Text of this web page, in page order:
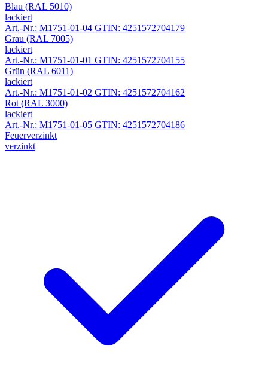
Blau (RAL 5010)
lackiert
Art.-Nr.: M1751-01-04 GTIN: 4251572704179
Grau (RAL 7005)
lackiert
Art.-Nr.: M1751-01-01 GTIN: 4251572704155
Grün (RAL 6011)
lackiert
Art.-Nr.: M1751-01-02 GTIN: 4251572704162
Rot (RAL 3000)
lackiert
Art.-Nr.: M1751-01-05 GTIN: 4251572704186
Feuerverzinkt
verzinkt